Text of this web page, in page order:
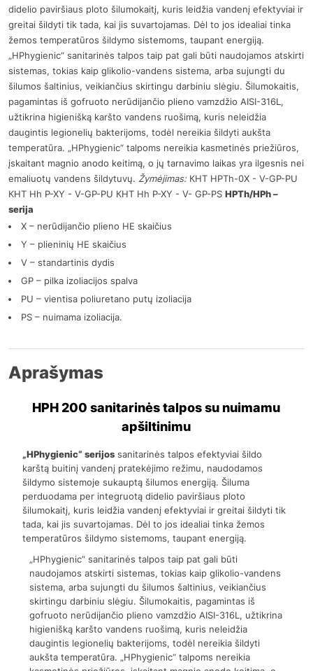
didelio paviršiaus ploto šilumokaitį, kuris leidžia vandenį efektyviai ir
greitai šildyti tik tada, kai jis suvartojamas. Dėl to jos idealiai tinka
žemos temperatūros šildymo sistemoms, taupant energiją.
„HPhygienic“ sanitarinės talpos taip pat gali būti naudojamos atskirti
sistemas, tokias kaip glikolio-vandens sistema, arba sujungti du
šilumos šaltinius, veikiančius skirtingu darbiniu slėgiu. Šilumokaitis,
pagamintas iš gofruoto nerūdijančio plieno vamzdžio AISI-316L,
užtikrina higienišką karšto vandens ruošimą, kuris neleidžia
daugintis legionelių bakterijoms, todėl nereikia šildyti aukšta
temperatūra. „HPhygienic“ talpoms nereikia kasmetinės priežiūros,
įskaitant magnio anodo keitimą, o jų tarnavimo laikas yra ilgesnis nei
emaliuotų vandens šildytuvų. Žymėjimas: КНТ HPTh-0X - V-GP-PU
КНТ Hh P-XY - V-GP-PU КНТ Hh P-XY - V- GP-PS HPTh/HPh –
serija
X – nerūdijančio plieno HE skaičius
Y – plieninių HE skaičius
V – standartinis dydis
GP – pilka izoliacijos spalva
PU – vientisa poliuretano putų izoliacija
PS – nuimama izoliacija.
Aprašymas
HPH 200 sanitarinės talpos su nuimamu
apšiltinimu
„HPhygienic“ serijos sanitarinės talpos efektyviai šildo
karštą buitinį vandenį pratekėjimo režimu, naudodamos
šildymo sistemoje sukauptą šilumos energiją. Šiluma
perduodama per integruotą didelio paviršiaus ploto
šilumokaitį, kuris leidžia vandenį efektyviai ir greitai šildyti tik
tada, kai jis suvartojamas. Dėl to jos idealiai tinka žemos
temperatūros šildymo sistemoms, taupant energiją.
„HPhygienic“ sanitarinės talpos taip pat gali būti
naudojamos atskirti sistemas, tokias kaip glikolio-vandens
sistema, arba sujungti du šilumos šaltinius, veikiančius
skirtingu darbiniu slėgiu. Šilumokaitis, pagamintas iš
gofruoto nerūdijančio plieno vamzdžio AISI-316L, užtikrina
higienišką karšto vandens ruošimą, kuris neleidžia
daugintis legionelių bakterijoms, todėl nereikia šildyti
aukšta temperatūra. „HPhygienic“ talpoms nereikia